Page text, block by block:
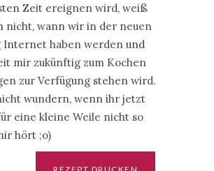
Zeit ereignen wird, weiß
nicht, wann wir in der neuen
Internet haben werden und
mir zukünftig zum Kochen
zur Verfügung stehen wird.
wundern, wenn ihr jetzt
eine kleine Weile nicht so
hört ;o)